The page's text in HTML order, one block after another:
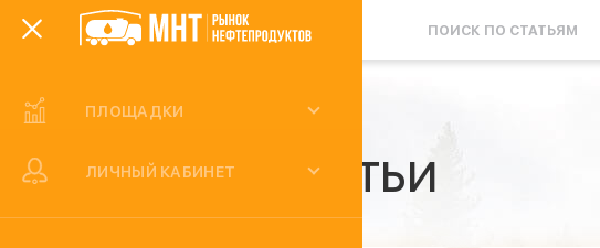
ПЛОЩАДКИ
ЛИЧНЫЙ КАБИНЕТ Статьи